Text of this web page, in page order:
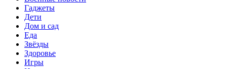
Гаджеты
Дети
Дом и сад
Еда
Звёзды
Здоровье
Игры